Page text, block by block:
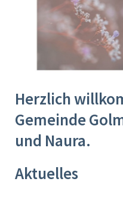
Herzlich
Gemeinde
und Naura.
Aktuelles